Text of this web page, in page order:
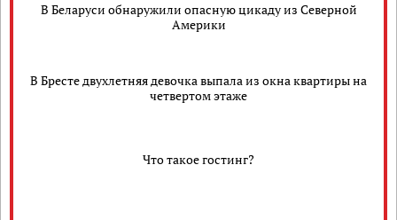
В Беларуси обнаружили опасную цикаду из Северной
Америки
В Бресте двухлетняя девочка выпала из окна квартиры на
четвертом этаже
Что такое гостинг?